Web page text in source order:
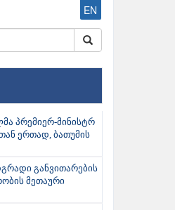
EN
პრემიერ-მინისტრ
ერთად, ბათუმის
განვითარების
მეთაური